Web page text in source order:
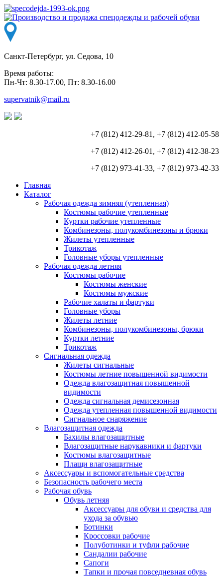
Санкт-Петербург, ул. Седова, 10
Время работы:
Пн-Чт: 8.30-17.00, Пт: 8.30-16.00
supervatnik@mail.ru
+7 (812) 412-29-81, +7 (812) 412-05-58
+7 (812) 412-26-01, +7 (812) 412-38-23
+7 (812) 973-41-33, +7 (812) 973-42-33
Главная
Каталог
Рабочая одежда зимняя (утепленная)
Костюмы рабочие утепленные
Куртки рабочие утепленные
Комбинезоны, полукомбинезоны и брюки
Жилеты утепленные
Трикотаж
Головные уборы утепленные
Рабочая одежда летняя
Костюмы рабочие
Костюмы женские
Костюмы мужские
Рабочие халаты и фартуки
Головные уборы
Жилеты летние
Комбинезоны, полукомбинезоны, брюки
Куртки летние
Трикотаж
Сигнальная одежда
Жилеты сигнальные
Костюмы летние повышенной видимости
Одежда влагозащитная повышенной
видимости
Одежда сигнальная демисезонная
Одежда утепленная повышенной видимости
Сигнальное снаряжение
Влагозащитная одежда
Бахилы влагозащитные
Влагозащитные нарукавники и фартуки
Костюмы влагозащитные
Плащи влагозащитные
Аксессуары и вспомогательные средства
Безопасность рабочего места
Рабочая обувь
Обувь летняя
Аксессуары для обуви и средства для
ухода за обувью
Ботинки
Кроссовки рабочие
Полуботинки и туфли рабочие
Сандалии рабочие
Сапоги
Тапки и прочая повседневная обувь